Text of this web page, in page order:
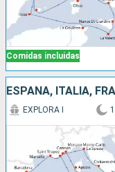
Comidas incluidas
ESPAÑA, ITALIA,
EXPLORA I